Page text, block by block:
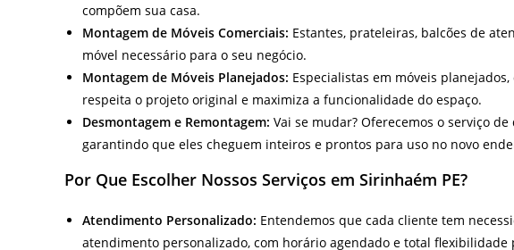
compõem sua casa.
Montagem de Móveis Comerciais: Estantes, prateleiras, balcões de
móvel necessário para o seu negócio.
Montagem de Móveis Planejados: Especialistas em móveis
respeita o projeto original e maximiza a funcionalidade do espaço.
Desmontagem e Remontagem: Vai se mudar? Oferecemos o serviço
garantindo que eles cheguem inteiros e prontos para uso no novo
Por Que Escolher Nossos Serviços em Sirinhaém PE?
Atendimento Personalizado: Entendemos que cada cliente tem
atendimento personalizado, com horário agendado e total flexibilidade